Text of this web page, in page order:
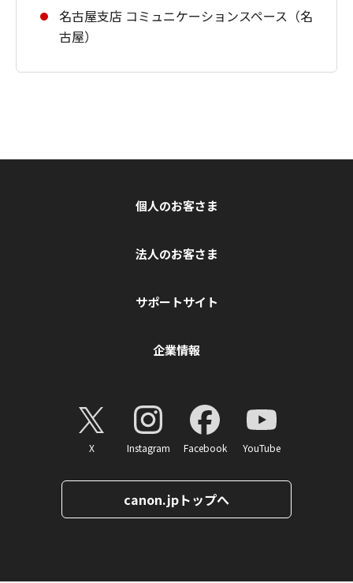
名古屋支店 コミュニケーションスペース（名
古屋）
個人のお客さま
法人のお客さま
サポートサイト
企業情報
X Instagram Facebook YouTube
canon.jpトップへ